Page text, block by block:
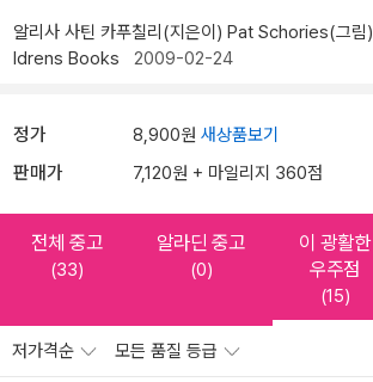
알리사 사틴 카푸칠리(지은이) Pat Schories(그림)
ldrens Books 2009-02-24
정가 8,900원 새상품보기
판매가 7,120원 + 마일리지 360점
전체 중고
(33)
알라딘 중고
(0)
이 광활한
우주점
(15)
저가격순 모든 품질 등급